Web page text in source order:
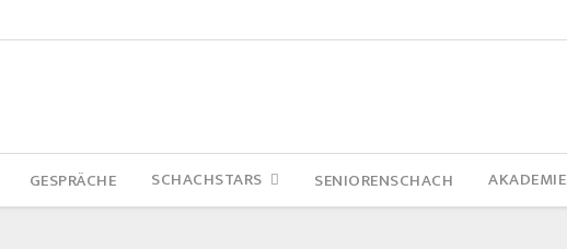
GESPRÄCHE SCHACHSTARS SENIORENSCHACH AKADEMIE